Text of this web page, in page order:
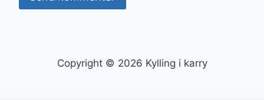
Copyright © 2026 Kylling i karry